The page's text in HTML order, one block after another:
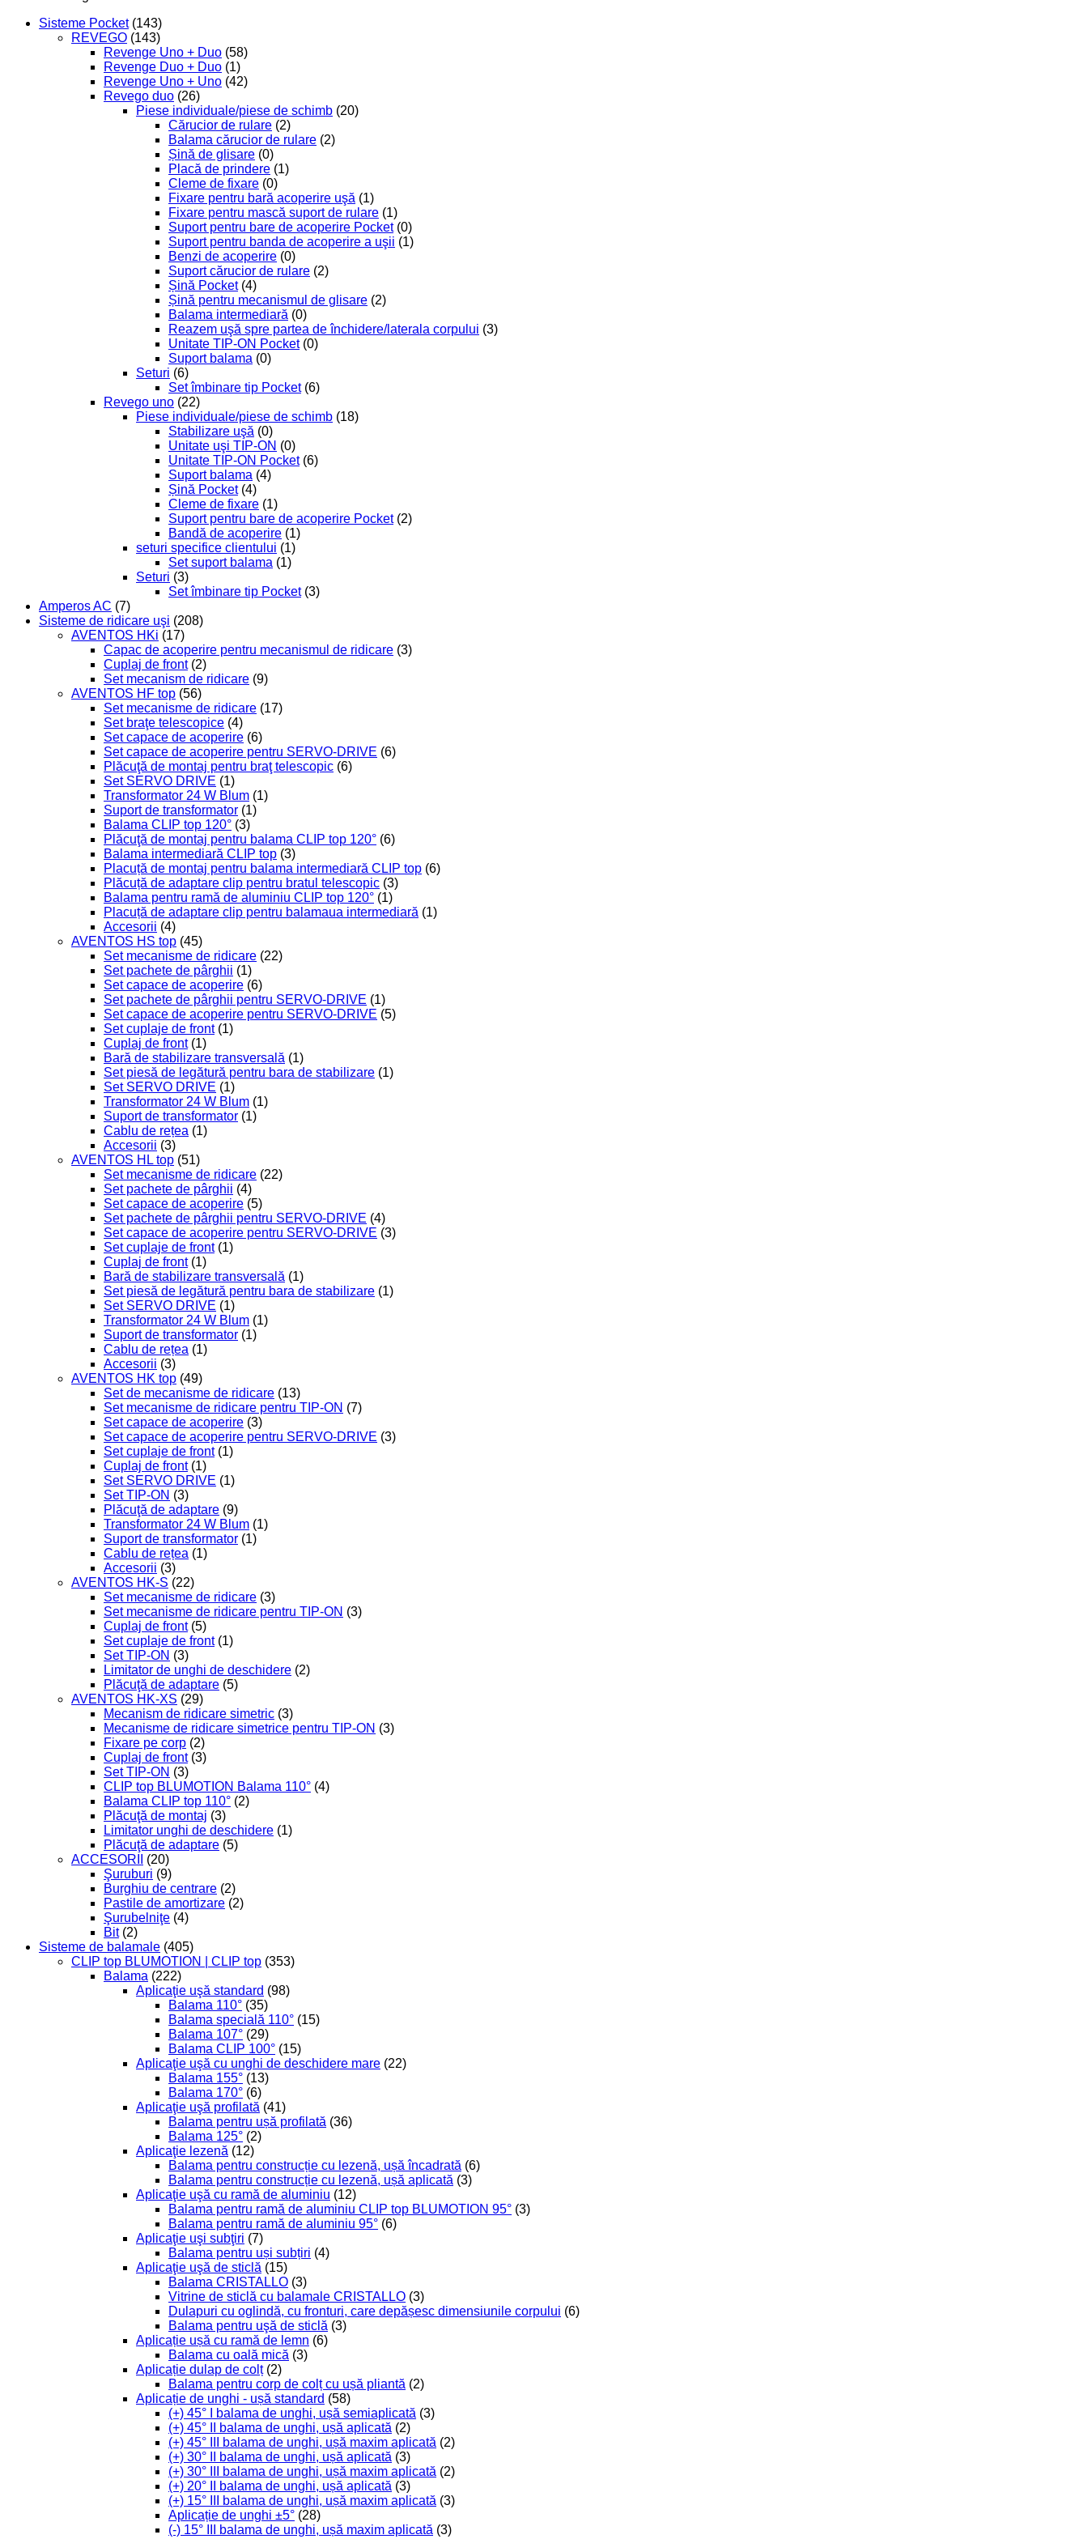
Sisteme Pocket (143)
REVEGO (143)
Revenge Uno + Duo (58)
Revenge Duo + Duo (1)
Revenge Uno + Uno (42)
Revego duo (26)
Piese individuale/piese de schimb (20)
Cărucior de rulare (2)
Balama cărucior de rulare (2)
Șină de glisare (0)
Placă de prindere (1)
Cleme de fixare (0)
Fixare pentru bară acoperire uşă (1)
Fixare pentru mască suport de rulare (1)
Suport pentru bare de acoperire Pocket (0)
Suport pentru banda de acoperire a uşii (1)
Benzi de acoperire (0)
Suport cărucior de rulare (2)
Șină Pocket (4)
Șină pentru mecanismul de glisare (2)
Balama intermediară (0)
Reazem uşă spre partea de închidere/laterala corpului (3)
Unitate TIP-ON Pocket (0)
Suport balama (0)
Seturi (6)
Set îmbinare tip Pocket (6)
Revego uno (22)
Piese individuale/piese de schimb (18)
Stabilizare uşă (0)
Unitate uşi TIP-ON (0)
Unitate TIP-ON Pocket (6)
Suport balama (4)
Șină Pocket (4)
Cleme de fixare (1)
Suport pentru bare de acoperire Pocket (2)
Bandă de acoperire (1)
seturi specifice clientului (1)
Set suport balama (1)
Seturi (3)
Set îmbinare tip Pocket (3)
Amperos AC (7)
Sisteme de ridicare uşi (208)
AVENTOS HKi (17)
Capac de acoperire pentru mecanismul de ridicare (3)
Cuplaj de front (2)
Set mecanism de ridicare (9)
AVENTOS HF top (56)
Set mecanisme de ridicare (17)
Set braţe telescopice (4)
Set capace de acoperire (6)
Set capace de acoperire pentru SERVO-DRIVE (6)
Plăcuţă de montaj pentru braţ telescopic (6)
Set SERVO DRIVE (1)
Transformator 24 W Blum (1)
Suport de transformator (1)
Balama CLIP top 120° (3)
Plăcuţă de montaj pentru balama CLIP top 120° (6)
Balama intermediară CLIP top (3)
Placuță de montaj pentru balama intermediară CLIP top (6)
Plăcuță de adaptare clip pentru bratul telescopic (3)
Balama pentru ramă de aluminiu CLIP top 120° (1)
Placuță de adaptare clip pentru balamaua intermediară (1)
Accesorii (4)
AVENTOS HS top (45)
Set mecanisme de ridicare (22)
Set pachete de pârghii (1)
Set capace de acoperire (6)
Set pachete de pârghii pentru SERVO-DRIVE (1)
Set capace de acoperire pentru SERVO-DRIVE (5)
Set cuplaje de front (1)
Cuplaj de front (1)
Bară de stabilizare transversală (1)
Set piesă de legătură pentru bara de stabilizare (1)
Set SERVO DRIVE (1)
Transformator 24 W Blum (1)
Suport de transformator (1)
Cablu de rețea (1)
Accesorii (3)
AVENTOS HL top (51)
Set mecanisme de ridicare (22)
Set pachete de pârghii (4)
Set capace de acoperire (5)
Set pachete de pârghii pentru SERVO-DRIVE (4)
Set capace de acoperire pentru SERVO-DRIVE (3)
Set cuplaje de front (1)
Cuplaj de front (1)
Bară de stabilizare transversală (1)
Set piesă de legătură pentru bara de stabilizare (1)
Set SERVO DRIVE (1)
Transformator 24 W Blum (1)
Suport de transformator (1)
Cablu de rețea (1)
Accesorii (3)
AVENTOS HK top (49)
Set de mecanisme de ridicare (13)
Set mecanisme de ridicare pentru TIP-ON (7)
Set capace de acoperire (3)
Set capace de acoperire pentru SERVO-DRIVE (3)
Set cuplaje de front (1)
Cuplaj de front (1)
Set SERVO DRIVE (1)
Set TIP-ON (3)
Plăcuţă de adaptare (9)
Transformator 24 W Blum (1)
Suport de transformator (1)
Cablu de rețea (1)
Accesorii (3)
AVENTOS HK-S (22)
Set mecanisme de ridicare (3)
Set mecanisme de ridicare pentru TIP-ON (3)
Cuplaj de front (5)
Set cuplaje de front (1)
Set TIP-ON (3)
Limitator de unghi de deschidere (2)
Plăcuţă de adaptare (5)
AVENTOS HK-XS (29)
Mecanism de ridicare simetric (3)
Mecanisme de ridicare simetrice pentru TIP-ON (3)
Fixare pe corp (2)
Cuplaj de front (3)
Set TIP-ON (3)
CLIP top BLUMOTION Balama 110° (4)
Balama CLIP top 110° (2)
Plăcuţă de montaj (3)
Limitator unghi de deschidere (1)
Plăcuţă de adaptare (5)
ACCESORII
(20)
Şuruburi (9)
Burghiu de centrare (2)
Pastile de amortizare (2)
Şurubelniţe (4)
Bit (2)
Sisteme de balamale (405)
CLIP top BLUMOTION | CLIP top (353)
Balama (222)
Aplicaţie uşă standard (98)
Balama 110° (35)
Balama specială 110° (15)
Balama 107° (29)
Balama CLIP 100° (15)
Aplicaţie uşă cu unghi de deschidere mare (22)
Balama 155° (13)
Balama 170° (6)
Aplicaţie uşă profilată (41)
Balama pentru ușă profilată (36)
Balama 125° (2)
Aplicaţie lezenă (12)
Balama pentru construcție cu lezenă, ușă încadrată (6)
Balama pentru construcție cu lezenă, ușă aplicată (3)
Aplicaţie uşă cu ramă de aluminiu (12)
Balama pentru ramă de aluminiu CLIP top BLUMOTION 95° (3)
Balama pentru ramă de aluminiu 95° (6)
Aplicaţie uşi subţiri (7)
Balama pentru uși subțiri (4)
Aplicaţie uşă de sticlă (15)
Balama CRISTALLO (3)
Vitrine de sticlă cu balamale CRISTALLO (3)
Dulapuri cu oglindă, cu fronturi, care depășesc dimensiunile corpului (6)
Balama pentru uşă de sticlă (3)
Aplicație ușă cu ramă de lemn (6)
Balama cu oală mică (3)
Aplicație dulap de colț (2)
Balama pentru corp de colț cu ușă pliantă (2)
Aplicație de unghi - ușă standard (58)
(+) 45° I balama de unghi, ușă semiaplicată (3)
(+) 45° II balama de unghi, ușă aplicată (2)
(+) 45° III balama de unghi, ușă maxim aplicată (2)
(+) 30° II balama de unghi, ușă aplicată (3)
(+) 30° III balama de unghi, ușă maxim aplicată (2)
(+) 20° II balama de unghi, ușă aplicată (3)
(+) 15° III balama de unghi, ușă maxim aplicată (3)
Aplicație de unghi ±5° (28)
(-) 15° III balama de unghi, ușă maxim aplicată (3)